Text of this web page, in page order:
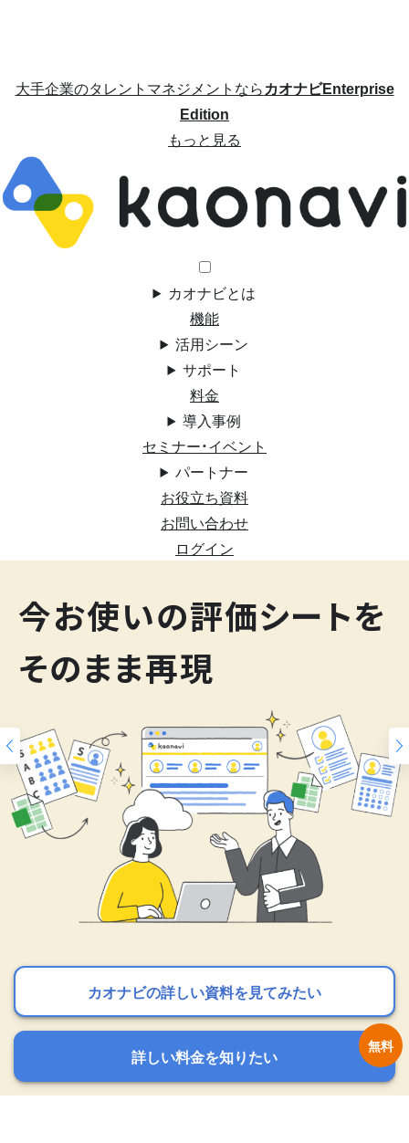
大手企業のタレントマネジメントならカオナビEnterprise
Edition
もっと見る
カオナビとは
機能
活用シーン
サポート
料金
導入事例
セミナー・イベント
パートナー
お役立ち資料
お問い合わせ
ログイン
カオナビの詳しい資料を見てみたい
詳しい料金を知りたい
200
スキルマップ
カオナビの詳しい資料を見てみたい
詳しい料金を知りたい
今お使いの評価シートを
そのまま再現
カオナビの詳しい資料を見てみたい
詳しい料金を知りたい